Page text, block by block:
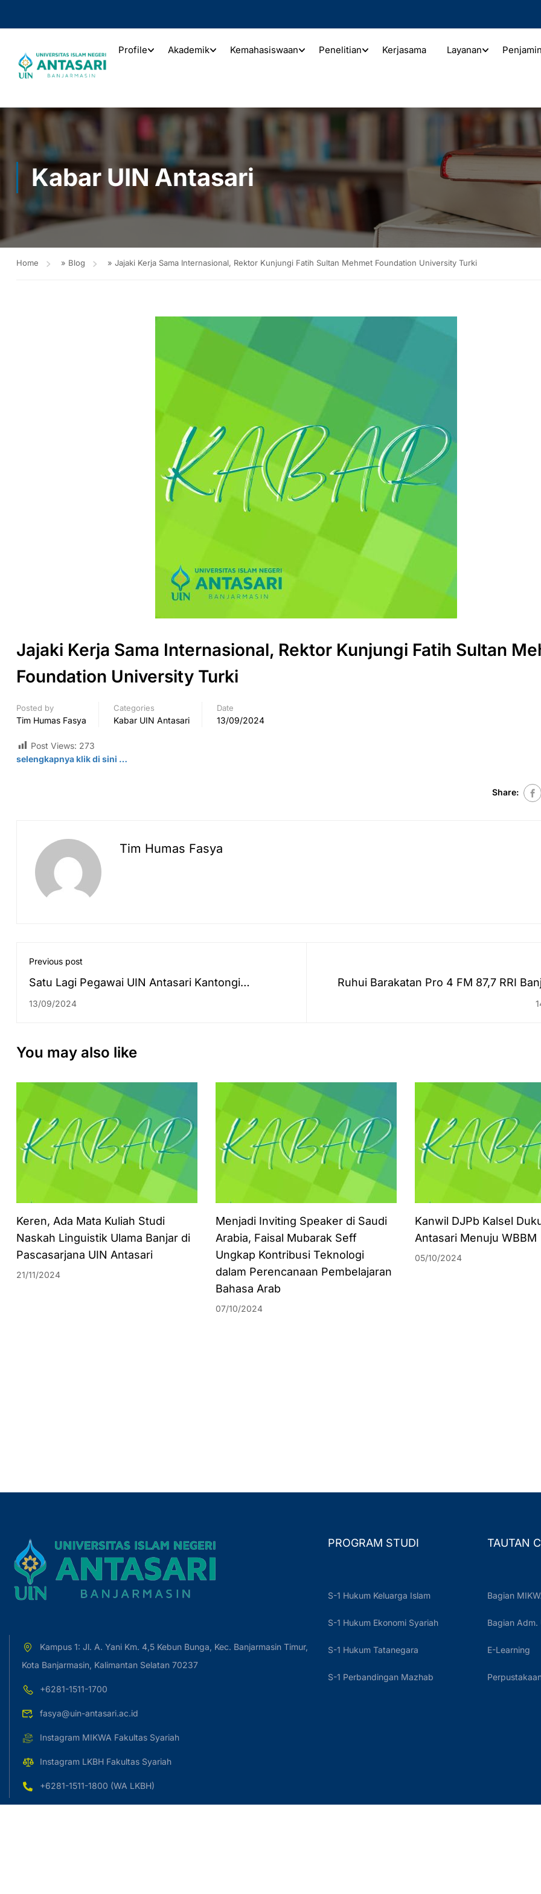
Profile Akademik Kemahasiswaan Penelitian Kerjasama Layanan
Kabar UIN Antasari
Home » Blog » Jajaki Kerja Sama Internasional, Rektor Kunjungi Fatih Sultan Mehmet Foundation University Turki
Jajaki Kerja Sama Internasional, Rektor Kunjungi Fatih Sultan
Foundation University Turki
Posted by
Tim Humas Fasya
Categories
Kabar UIN Antasari
Date
13/09/2024
Post Views: 273
selengkapnya klik di sini …
Share:
Tim Humas Fasya
Previous post
Satu Lagi Pegawai UIN Antasari Kantongi
Sertifikasi Bendahara Kelas B, Bukti Komitmen
13/09/2024
Ruhui Barakatan Pro 4 FM 87,7 RRI
pada 14
You may also like
Keren, Ada Mata Kuliah Studi
Naskah Linguistik Ulama Banjar di
Pascasarjana UIN Antasari
21/11/2024
Menjadi Inviting Speaker di Saudi
Arabia, Faisal Mubarak Seff
Ungkap Kontribusi Teknologi
dalam Perencanaan Pembelajaran
Bahasa Arab
07/10/2024
Kanwil DJPb Kalsel
Antasari Menuju WBBM
05/10/2024
Kampus 1: Jl. A. Yani Km. 4,5 Kebun Bunga, Kec. Banjarmasin Timur,
Kota Banjarmasin, Kalimantan Selatan 70237
+6281-1511-1700
fasya@uin-antasari.ac.id
Instagram MIKWA Fakultas Syariah
Instagram LKBH Fakultas Syariah
+6281-1511-1800 (WA LKBH)
PROGRAM STUDI
S-1 Hukum Keluarga Islam
S-1 Hukum Ekonomi Syariah
S-1 Hukum Tatanegara
S-1 Perbandingan Mazhab
TAUTAN
Bagian
Bagian Adm.
E-Learning